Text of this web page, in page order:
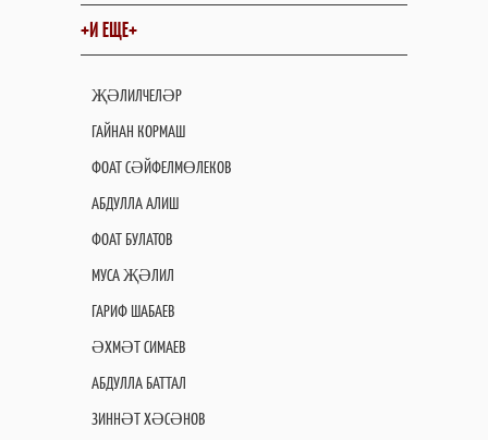
+И ЕЩЕ+
ҖӘЛИЛЧЕЛӘР
ГАЙНАН КОРМАШ
ФОАТ СӘЙФЕЛМӨЛЕКОВ
АБДУЛЛА АЛИШ
ФОАТ БУЛАТОВ
МУСА ҖӘЛИЛ
ГАРИФ ШАБАЕВ
ӘХМӘТ СИМАЕВ
АБДУЛЛА БАТТАЛ
ЗИННӘТ ХӘСӘНОВ